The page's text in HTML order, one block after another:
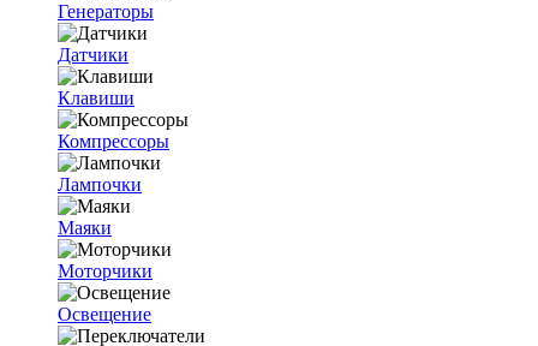
Генераторы
Датчики
Клавиши
Компрессоры
Лампочки
Маяки
Моторчики
Освещение